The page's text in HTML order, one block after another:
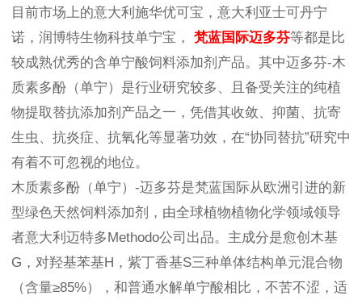
目前市场上的意大利施华优可宝，意大利亚士可丹宁
诺，润博特生物科技单宁宝， 梵蓝国际迈多芬等都是比
较成熟优秀的含单宁酸饲料添加剂产品。其中迈多芬-木
质素多酚（单宁）是行业研究较多、且备受关注的纯植
物提取替抗添加剂产品之一，凭借其收敛、抑菌、抗寄
生虫、抗炎症、抗氧化等显著功效，在“协同替抗”研究中
有着不可忽视的地位。
木质素多酚（单宁）-迈多芬是梵蓝国际从欧洲引进的新
型绿色天然饲料添加剂，由全球植物植物化学领域领导
者意大利迈特多Methodo公司出品。主成分是愈创木基
G，对羟基苯基H，紫丁香基S三种单体结构单元混合物
（含量≥85%），和普通水解单宁酸相比，不苦不涩，适